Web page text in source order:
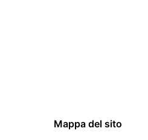
Mappa del sito